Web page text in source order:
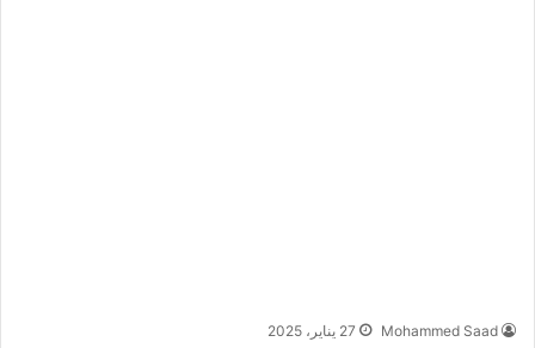
Mohammed Saad 27 يناير، 2025